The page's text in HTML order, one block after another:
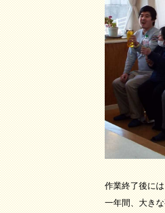
作業終了後に
一年間、大き